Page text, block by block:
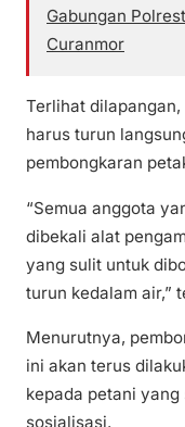
Gabungan
Curanmor
Terlihat
harus turun
pembongkaran
“Semua anggota
dibekali alat
yang sulit untuk
turun kedalam air,”
Menurutnya,
ini akan terus
kepada petani
sosialisasi.